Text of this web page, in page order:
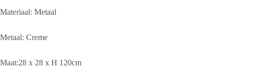
Materiaal: Metaal
Metaal: Creme
Maat:28 x 28 x H 120cm